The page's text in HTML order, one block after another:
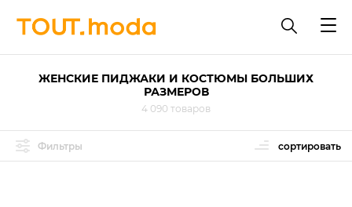
ЖЕНСКИЕ ПИДЖАКИ И КОСТЮМЫ БОЛЬШИХ
РАЗМЕРОВ
4 090 товаров
Фильтры сортировать